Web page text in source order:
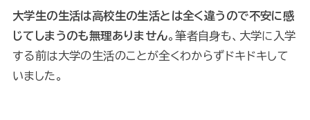
大学生の生活は高校生の生活とは全く違うので不安に感
じてしまうのも無理ありません。筆者自身も、大学に入学
する前は大学の生活のことが全くわからずドキドキして
いました。